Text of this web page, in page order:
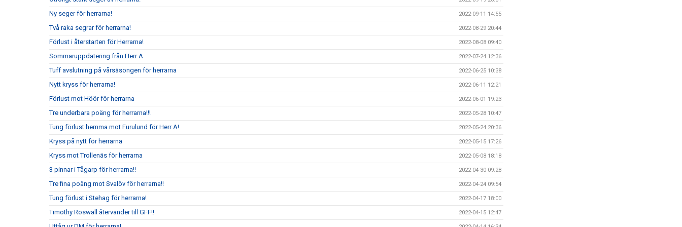
Ny seger för herrarna! 2022-09-11 14:55
Två raka segrar för herrarna! 2022-08-29 20:44
Förlust i återstarten för Herrarna! 2022-08-08 09:40
Sommaruppdatering från Herr A 2022-07-24 12:36
Tuff avslutning på vårsäsongen för herrarna 2022-06-25 10:38
Nytt kryss för herrarna! 2022-06-11 12:21
Förlust mot Höör för herrarna 2022-06-01 19:23
Tre underbara poäng för herrarna!!! 2022-05-28 10:47
Tung förlust hemma mot Furulund för Herr A! 2022-05-24 20:36
Kryss på nytt för herrarna 2022-05-15 17:26
Kryss mot Trollenäs för herrarna 2022-05-08 18:18
3 pinnar i Tågarp för herrarna!! 2022-04-30 09:28
Tre fina poäng mot Svalöv för herrarna!! 2022-04-24 09:54
Tung förlust i Stehag för herrarna! 2022-04-17 18:00
Timothy Roswall återvänder till GFF!! 2022-04-15 12:47